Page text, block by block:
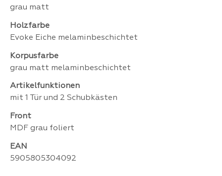
grau matt
Holzfarbe
Evoke Eiche melaminbeschichtet
Korpusfarbe
grau matt melaminbeschichtet
Artikelfunktionen
mit 1 Tür und 2 Schubkästen
Front
MDF grau foliert
EAN
5905805304092